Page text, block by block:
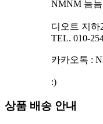
NMNM 늠늠
디오트 지하
TEL. 010-
카카오톡 :
:)
상품 배송 안내